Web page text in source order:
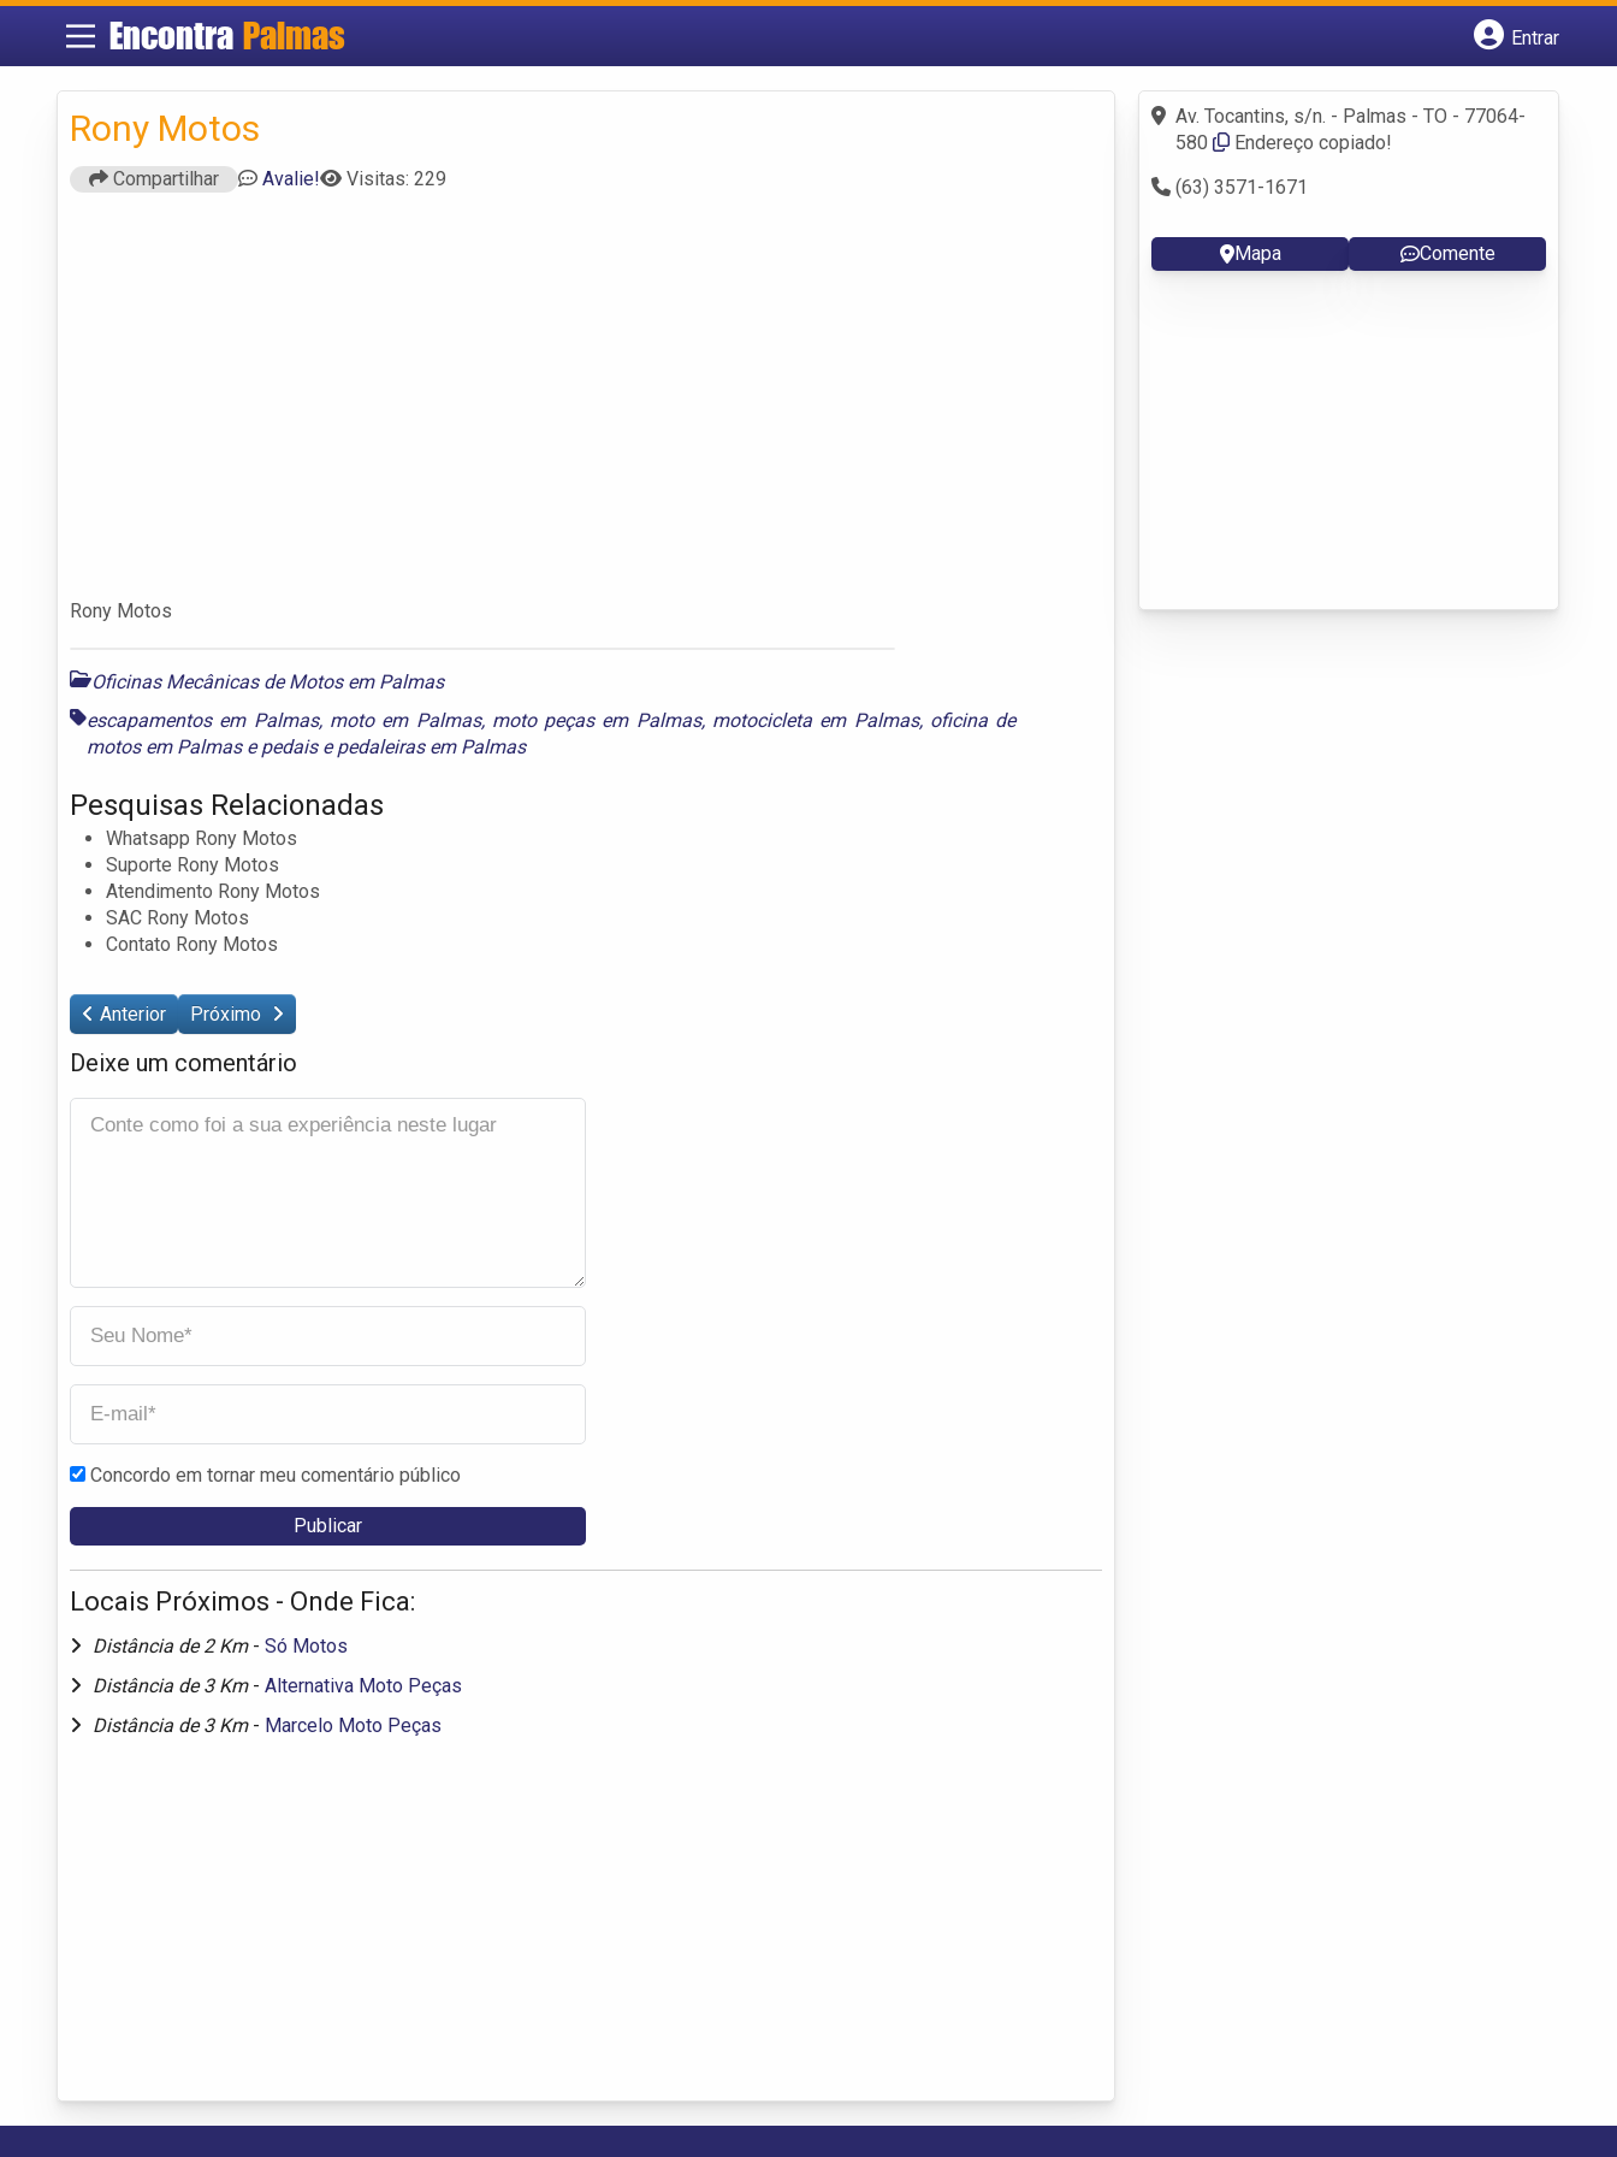
Encontra Palmas
Entrar
Fazer login
Criar conta
Rony Motos
Compartilhar Avalie! Visitas: 229
Rony Motos
Oficinas Mecânicas de Motos em Palmas
escapamentos em Palmas, moto em Palmas, moto peças em Palmas, motocicleta em Palmas, oficina de
motos em Palmasepedais e pedaleiras em Palmas
Pesquisas Relacionadas
Whatsapp Rony Motos
Suporte Rony Motos
Atendimento Rony Motos
SAC Rony Motos
Contato Rony Motos
Anterior Próximo
Deixe um comentário
Concordo em tornar meu comentário público
Locais Próximos - Onde Fica:
Distância de 2 Km - Só Motos
Distância de 3 Km - Alternativa Moto Peças
Distância de 3 Km - Marcelo Moto Peças
Av. Tocantins, s/n. - Palmas - TO - 77064-
580
Endereço copiado!
(63) 3571-1671
Mapa Comente